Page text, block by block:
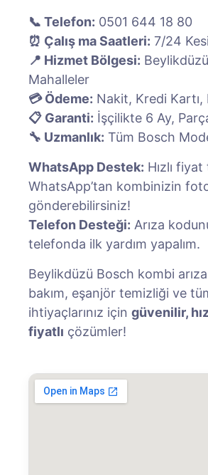
📞 Telefon: 0501 644 18 80
⏰ Çalış ma Saatleri: 7/24
📍 Hizmet Bölgesi:
Mahalleler
💳 Ödeme: Nakit, Kredi Kartı,
📋 Garanti: İşçilikte 6 Ay,
🔧 Uzmanlık: Tüm Bosch
WhatsApp Destek: Hızlı
WhatsApp’tan kombinizin
gönderebilirsiniz!
Telefon Desteği: Arıza
telefonda ilk yardım yapalım.
Beylikdüzü Bosch kombi
bakım, eşanjör temizliği ve
ihtiyaçlarınız için güvenilir,
fiyatlı çözümler!